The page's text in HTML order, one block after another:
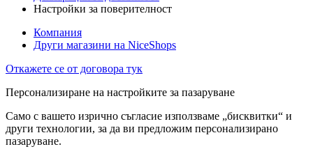
Настройки за поверителност
Компания
Други магазини на NiceShops
Откажете се от договора тук
Персонализиране на настройките за пазаруване
Само с вашето изрично съгласие използваме „бисквитки“ и
други технологии, за да ви предложим персонализирано
пазаруване.